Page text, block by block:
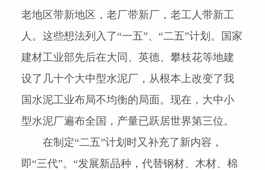
老地区带新地区，老厂带新厂，老工人带新工
人。这些想法列入了“一五”、“二五”计划。国家
建材工业部先后在大同、英德、攀枝花等地建
设了几十个大中型水泥厂，从根本上改变了我
国水泥工业布局不均衡的局面。现在，大中小
型水泥厂遍布全国，产量已跃居世界第三位。
在制定“二五”计划时又补充了新内容，
即“三代”。“发展新品种，代替钢材、木材、棉